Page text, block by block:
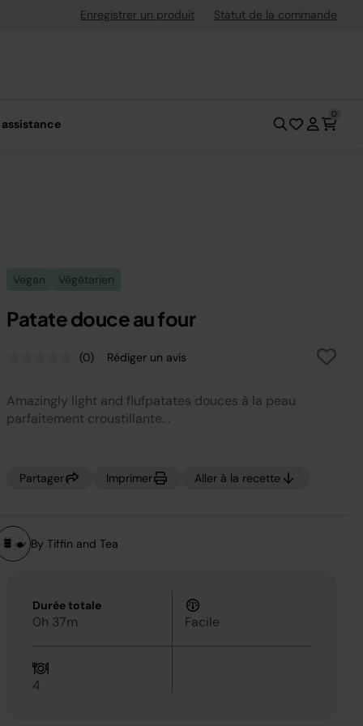
flexible avec Klarna
Enregistrer un produit Statut de la commande
0
Vegan Végétarien
Patate douce au four
Aucune
notation.
Lien
sur
(0) Rédiger un avis
Amazingly light and flufpatates douces à la peau
parfaitement croustillante. .
Partager Imprimer Aller à la recette
By Tiffin and Tea
Durée totale
0h 37m Facile
4